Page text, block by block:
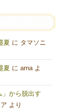
夏 に タマソニ
夏 に arnaよ
」から脱出す
より